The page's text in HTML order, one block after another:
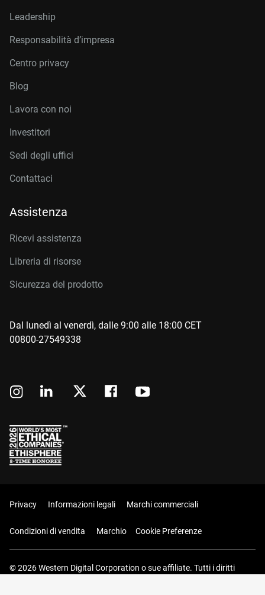
Leadership
Responsabilità d’impresa
Centro privacy
Blog
Lavora con noi
Investitori
Sedi degli uffici
Contattaci
Assistenza
Ricevi assistenza
Libreria di risorse
Sicurezza del prodotto
Dal lunedì al venerdì, dalle 9:00 alle 18:00 CET
00800-27549338
Privacy Informazioni legali Marchi commerciali
Condizioni di vendita Marchio Cookie Preferenze
© 2026 Western Digital Corporation o sue affiliate. Tutti i diritti